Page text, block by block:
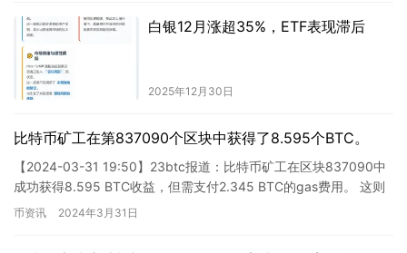
白银12月涨超35%，ETF表现滞后
2025年12月30日
比特币矿工在第837090个区块中获得了8.595个BTC。
【2024-03-31 19:50】23btc报道：比特币矿工在区块837090中
成功获得8.595 BTC收益，但需支付2.345 BTC的gas费用。 这则
报道揭示了比特币矿工…
币资讯 2024年3月31日